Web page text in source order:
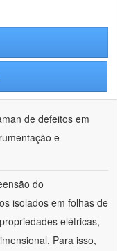
de defeitos em
e
do
isolados em folhas de
elétricas,
Para isso,